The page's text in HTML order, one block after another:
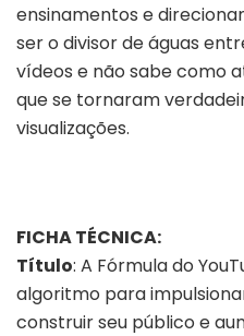
ensinamentos e
ser o divisor de águas
vídeos e não sabe como
que se tornaram
visualizações.
FICHA TÉCNICA:
Título: A Fórmula do
algoritmo para
construir seu público e